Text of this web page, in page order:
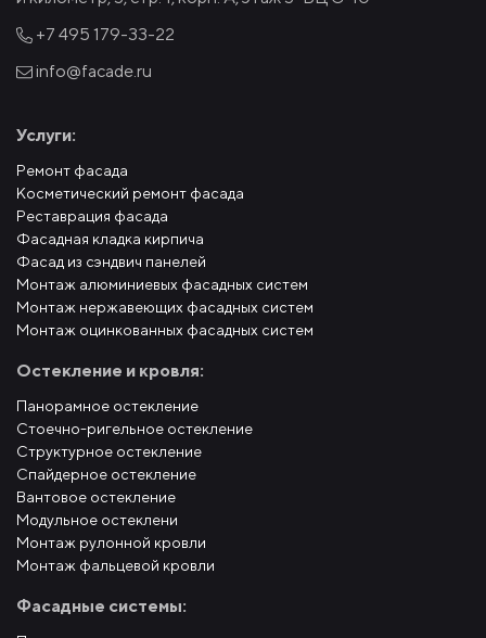
+7 495 179-33-22
info@facade.ru
Услуги:
Ремонт фасада
Косметический ремонт фасада
Реставрация фасада
Фасадная кладка кирпича
Фасад из сэндвич панелей
Монтаж алюминиевых фасадных систем
Монтаж нержавеющих фасадных систем
Монтаж оцинкованных фасадных систем
Остекление и кровля:
Панорамное остекление
Стоечно-ригельное остекление
Структурное остекление
Спайдерное остекление
Вантовое остекление
Модульное остеклени
Монтаж рулонной кровли
Монтаж фальцевой кровли
Фасадные системы: